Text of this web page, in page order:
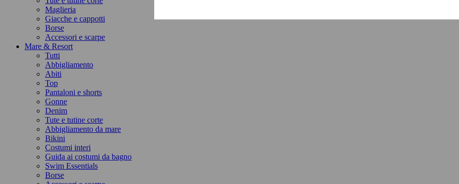
Maglieria
Giacche e cappotti
Borse
Accessori e scarpe
Mare & Resort
Tutti
Abbigliamento
Abiti
Top
Pantaloni e shorts
Gonne
Denim
Tute e tutine corte
Abbigliamento da mare
Bikini
Costumi interi
Guida ai costumi da bagno
Swim Essentials
Borse